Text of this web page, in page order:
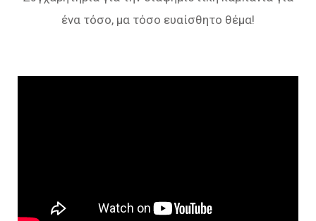
ένα τόσο, μα τόσο ευαίσθητο θέμα!